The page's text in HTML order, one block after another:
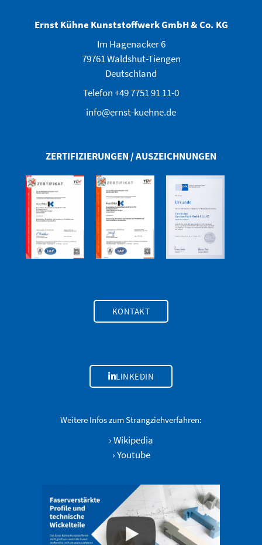
Ernst Kühne Kunststoffwerk GmbH & Co. KG
Im Hagenacker 6
79761 Waldshut-Tiengen
Deutschland
Telefon +49 7751 91 11-0
info@ernst-kuehne.de
ZERTIFIZIERUNGEN / AUSZEICHNUNGEN
KONTAKT
LINKEDIN
Weitere Infos zum Strangziehverfahren:
›Wikipedia
›Youtube